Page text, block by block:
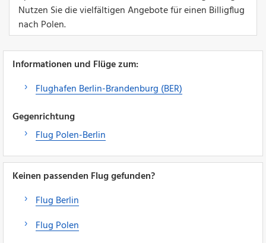
Nutzen Sie die vielfältigen Angebote für einen Billigflug
nach Polen.
Informationen und Flüge zum:
Flughafen Berlin-Brandenburg (BER)
Gegenrichtung
Flug Polen-Berlin
Keinen passenden Flug gefunden?
Flug Berlin
Flug Polen